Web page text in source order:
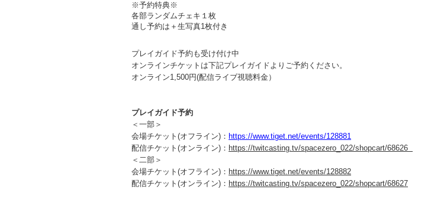
※予約特典※
各部ランダムチェキ１枚
通し予約は＋生写真1枚付き
プレイガイド予約も受け付け中
オンラインチケットは下記プレイガイドよりご予約ください。
オンライン1,500円(配信ライブ視聴料金）
プレイガイド予約
＜一部＞
会場チケット(オフライン)： https://www.tiget.net/events/128881
配信チケット(オンライン)： https://twitcasting.tv/spacezero_022/shopcart/68626
＜二部＞
会場チケット(オフライン)： https://www.tiget.net/events/128882
配信チケット(オンライン)： https://twitcasting.tv/spacezero_022/shopcart/68627